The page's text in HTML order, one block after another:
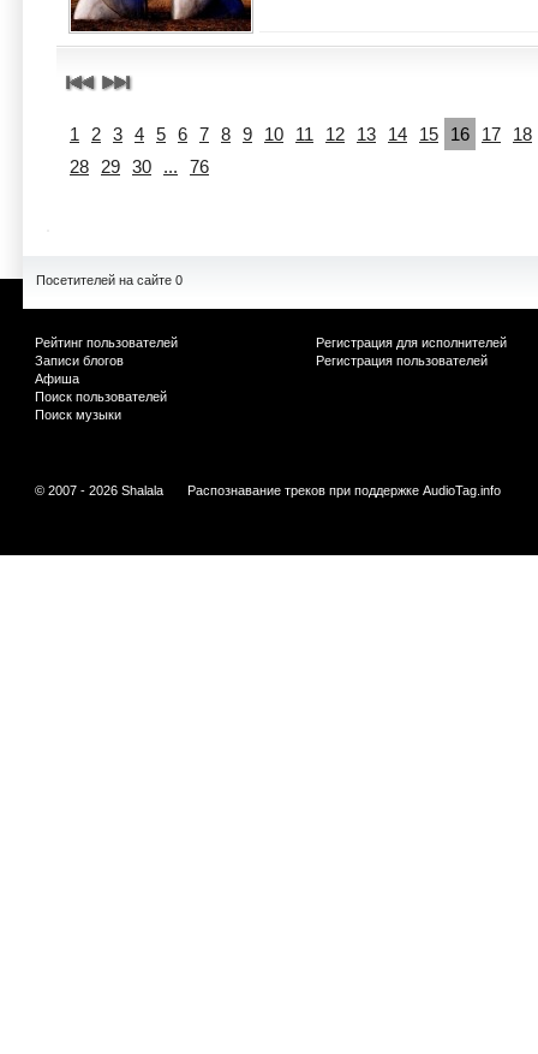
1 2 3 4 5 6 7 8 9 10 11 12 13 14 15 16 17
18
28
29 30 ... 76
Посетителей на сайте 0
Рейтинг пользователей
Записи блогов
Афиша
Поиск пользователей
Поиск музыки
Регистрация для исполнителей
Регистрация пользователей
© 2007 - 2026 Shalala Распознавание треков при поддержке AudioTag.info